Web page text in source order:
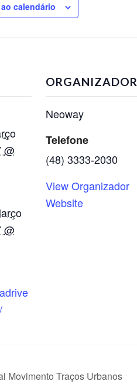
calendário
@
@
ORGANIZADOR
Neoway
Telefone
(48) 3333-2030
View Organizador
Website
Movimento Traços Urbanos